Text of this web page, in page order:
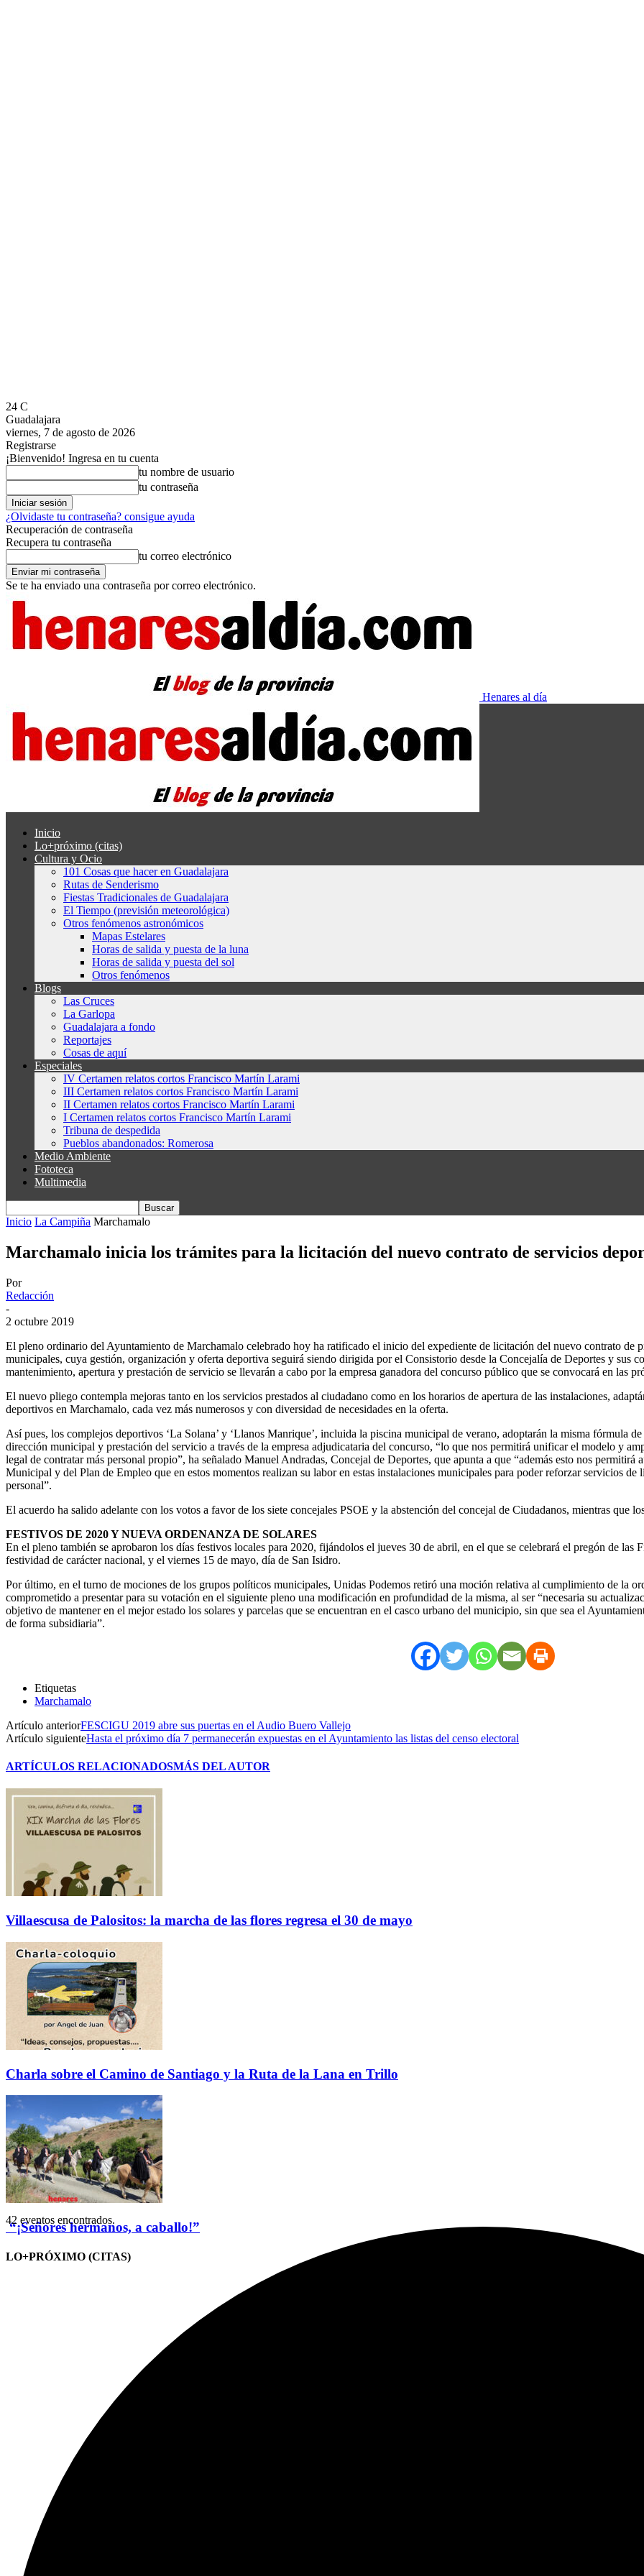
24 C
Guadalajara
viernes, 7 de agosto de 2026
Registrarse
¡Bienvenido! Ingresa en tu cuenta
tu nombre de usuario
tu contraseña
¿Olvidaste tu contraseña? consigue ayuda
Recuperación de contraseña
Recupera tu contraseña
tu correo electrónico
Se te ha enviado una contraseña por correo electrónico.
Henares al día
Inicio
Lo+próximo (citas)
Cultura y Ocio
101 Cosas que hacer en Guadalajara
Rutas de Senderismo
Fiestas Tradicionales de Guadalajara
El Tiempo (previsión meteorológica)
Otros fenómenos astronómicos
Mapas Estelares
Horas de salida y puesta de la luna
Horas de salida y puesta del sol
Otros fenómenos
Blogs
Las Cruces
La Garlopa
Guadalajara a fondo
Reportajes
Cosas de aquí
Especiales
IV Certamen relatos cortos Francisco Martín Larami
III Certamen relatos cortos Francisco Martín Larami
II Certamen relatos cortos Francisco Martín Larami
I Certamen relatos cortos Francisco Martín Larami
Tribuna de despedida
Pueblos abandonados: Romerosa
Medio Ambiente
Fototeca
Multimedia
Inicio La Campiña Marchamalo
Marchamalo inicia los trámites para la licitación del nuevo contrato de servicios
Por
Redacción
-
2 octubre 2019
El pleno ordinario del Ayuntamiento de Marchamalo celebrado hoy ha ratificado el inicio del expediente de licitación del nuevo contrato de
municipales, cuya gestión, organización y oferta deportiva seguirá siendo dirigida por el Consistorio desde la Concejalía de Deportes y sus
mantenimiento, apertura y prestación de servicio se llevarán a cabo por la empresa ganadora del concurso público que se convocará en las
El nuevo pliego contempla mejoras tanto en los servicios prestados al ciudadano como en los horarios de apertura de las instalaciones,
deportivos en Marchamalo, cada vez más numerosos y con diversidad de necesidades en la oferta.
Así pues, los complejos deportivos ‘La Solana’ y ‘Llanos Manrique’, incluida la piscina municipal de verano, adoptarán la misma fórmula
dirección municipal y prestación del servicio a través de la empresa adjudicataria del concurso, “lo que nos permitirá unificar el modelo y
legal de contratar más personal propio”, ha señalado Manuel Andradas, Concejal de Deportes, que apunta a que “además esto nos
Municipal y del Plan de Empleo que en estos momentos realizan su labor en estas instalaciones municipales para poder reforzar servicios
personal”.
El acuerdo ha salido adelante con los votos a favor de los siete concejales PSOE y la abstención del concejal de Ciudadanos, mientras que
FESTIVOS DE 2020 Y NUEVA ORDENANZA DE SOLARES
En el pleno también se aprobaron los días festivos locales para 2020, fijándolos el jueves 30 de abril, en el que se celebrará el pregón de las
festividad de carácter nacional, y el viernes 15 de mayo, día de San Isidro.
Por último, en el turno de mociones de los grupos políticos municipales, Unidas Podemos retiró una moción relativa al cumplimiento de la
comprometido a presentar para su votación en el siguiente pleno una modificación en profundidad de la misma, al ser “necesaria su
objetivo de mantener en el mejor estado los solares y parcelas que se encuentran en el casco urbano del municipio, sin que sea el
de forma subsidiaria”.
Etiquetas
Marchamalo
Artículo anteriorFESCIGU 2019 abre sus puertas en el Audio Buero Vallejo
Artículo siguienteHasta el próximo día 7 permanecerán expuestas en el Ayuntamiento las listas del censo electoral
ARTÍCULOS RELACIONADOSMÁS DEL AUTOR
Villaescusa de Palositos: la marcha de las flores regresa el 30 de mayo
Charla sobre el Camino de Santiago y la Ruta de la Lana en Trillo
“¡Señores hermanos, a caballo!”
LO+PRÓXIMO (CITAS)
42 eventos encontrados.